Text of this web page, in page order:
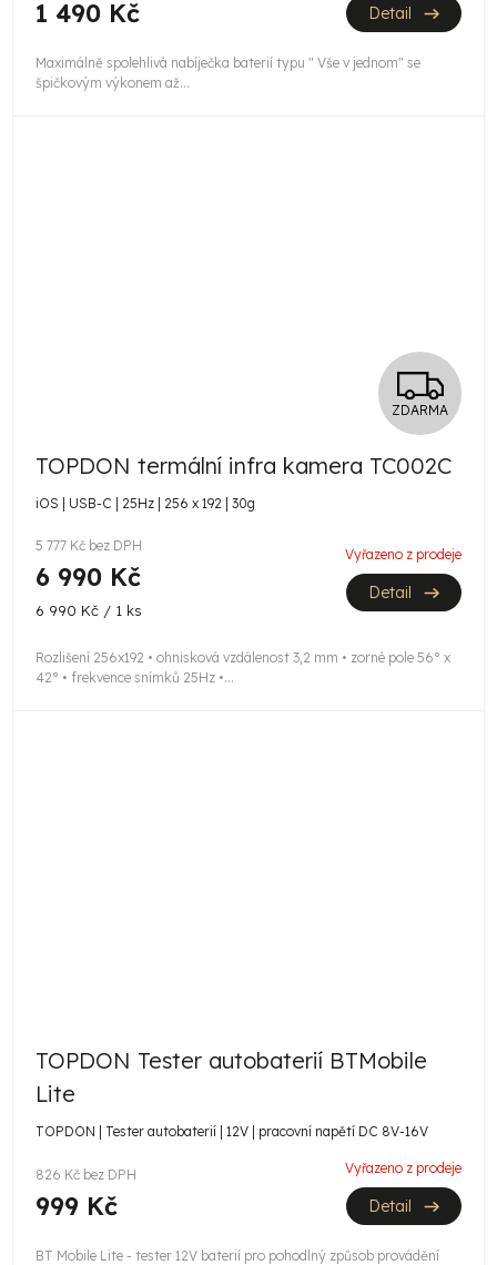
1 490 Kč Detail
Maximálně spolehlivá nabíječka baterií typu " Vše v jednom" se
špičkovým výkonem až...
Z
D
A
M
A
ZDARMA
TOPDON termální infra kamera TC002C
iOS | USB-C | 25Hz | 256 x 192 | 30g
5 777 Kč bez DPH
6 990 Kč
Měrná
6 990 Kč / 1 ks
Vyřazeno z prodeje
Detail
Rozlišení 256x192 • ohnisková vzdálenost 3,2 mm • zorné pole 56° x
42° • frekvence snímků 25Hz •...
TOPDON Tester autobaterií BTMobile
Lite
TOPDON | Tester autobaterií | 12V | pracovní napětí DC 8V-16V
826 Kč bez DPH
999 Kč
Vyřazeno z prodeje
Detail
BT Mobile Lite - tester 12V baterií pro pohodlný způsob provádění